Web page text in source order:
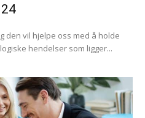
den vil hjelpe oss med å holde
hendelser som ligger...